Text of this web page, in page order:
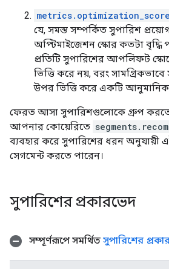
যে, সমস্ত সম্পর্কিত সুপারিশ
অপ্টিমাইজেশন স্কোর কতটা বৃদ্ধি
প্রতিটি সুপারিশের আপলিফট
ভিত্তি করে নয়, বরং
উপর ভিত্তি করে একটি আনুমানিক
ফেরত আসা সুপারিশগুলোকে গ্রুপ
আপনার কোয়েরিতে
ব্যবহার করে সুপারিশের ধরন অনুযায়ী
সেগমেন্ট করতে পারেন।
সুপারিশের প্রকারভেদ
সম্পূর্ণরূপে সমর্থিত সুপারিশের